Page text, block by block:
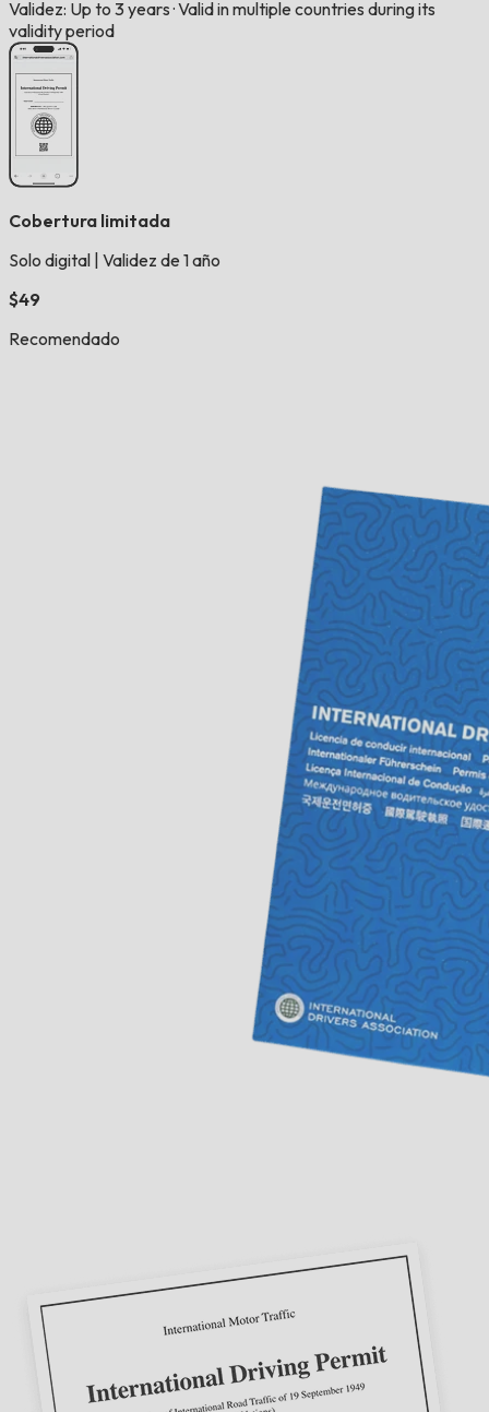
Validez: Up to 3 years ·Valid in multiple countries during its
validity period
Cobertura limitada
Solo digital Validez de 1 año
$49
Recomendado